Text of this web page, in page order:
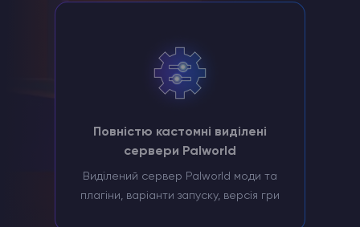
Повністю кастомні виділені
сервери Palworld
Виділений сервер Palworld моди та
плагіни, варіанти запуску, версія гри